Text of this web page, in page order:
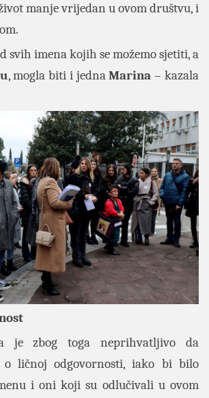
manje vrijedan u ovom društvu, i
svih imena kojih se možemo sjetiti, a
, mogla biti i jednaMarina – kazala
je zbog toga neprihvatljivo da
o ličnoj odgovornosti, iako bi bilo
i oni koji su odlučivali u ovom